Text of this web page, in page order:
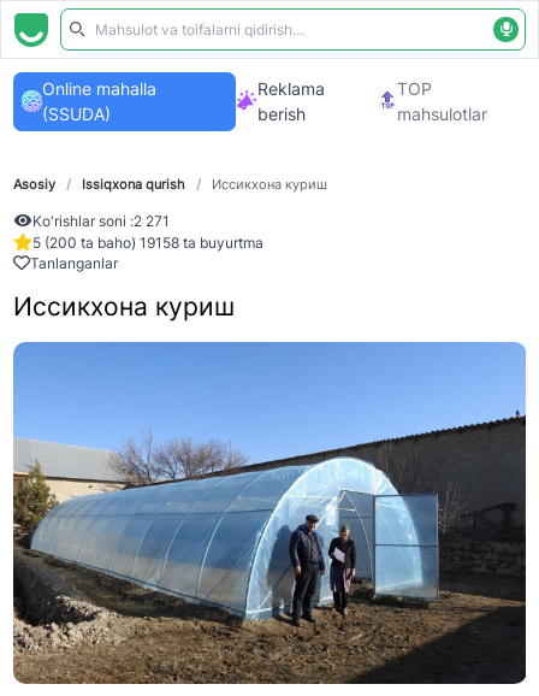
Online mahalla
(SSUDA)
Reklama
berish
TOP
mahsulotlar
Asosiy / Issiqxona qurish / Иссикхона куриш
Ko'rishlar soni :2 271
5 (200 ta baho) 19158 ta buyurtma
Tanlanganlar
Иссикхона куриш